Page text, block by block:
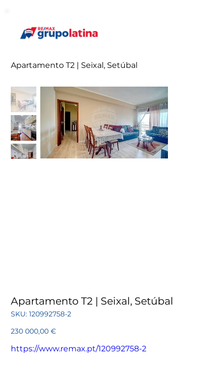
Apartamento T2 | Seixal, Setúbal
Apartamento T2 | Seixal, Setúbal
SKU: SKU
120992758-
120992758-2
Preço
230 000,00 €
https://www.remax.pt/120992758-2